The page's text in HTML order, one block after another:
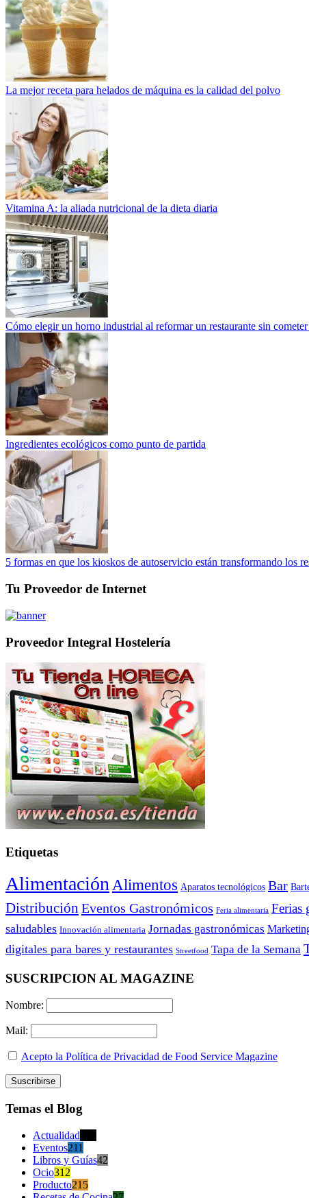
La mejor receta para helados de máquina es la calidad del polvo
Vitamina A: la aliada nutricional de la dieta diaria
Cómo elegir un horno industrial al reformar un restaurante sin cometer
Ingredientes ecológicos como punto de partida
5 formas en que los kioskos de autoservicio están transformando los
Tu Proveedor de Internet
Proveedor Integral Hostelería
Etiquetas
Alimentación Alimentos Aparatos tecnológicos Bar
Distribución Eventos Gastronómicos Feria alimentaria Ferias
saludables Innovación alimentaria Jornadas gastronómicas
digitales para bares y restaurantes Streetfood Tapa de la Semana
SUSCRIPCION AL MAGAZINE
Nombre:
Mail:
Acepto la Política de Privacidad de Food Service Magazine
Temas el Blog
Actualidad
Eventos211
Libros y Guías42
Ocio312
Producto215